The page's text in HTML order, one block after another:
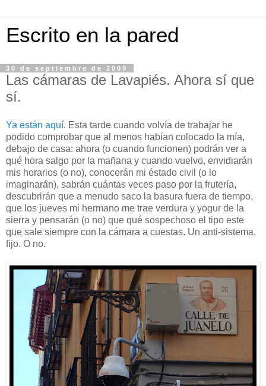
Escrito en la pared
30 de septiembre de 2009
Las cámaras de Lavapiés. Ahora sí que
sí.
Ya están aquí. Esta tarde cuando volvía de trabajar he
podido comprobar que al menos habían colocado la mía,
debajo de casa: ahora (o cuando funcionen) podrán ver a
qué hora salgo por la mañana y cuando vuelvo, envidiarán
mis horarios (o no), conocerán mi éstado civil (o lo
imaginarán), sabrán cuántas veces paso por la frutería,
descubrirán que a menudo saco la basura fuera de tiempo,
que los jueves mi hermano me trae verdura y yogur de la
sierra y pensarán (o no) que qué sospechoso el tipo este
que sale siempre con la cámara a cuestas. Un anti-sistema,
fijo. O no.